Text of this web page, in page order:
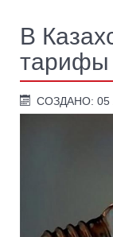
В
тарифы
СОЗДАНО: 05